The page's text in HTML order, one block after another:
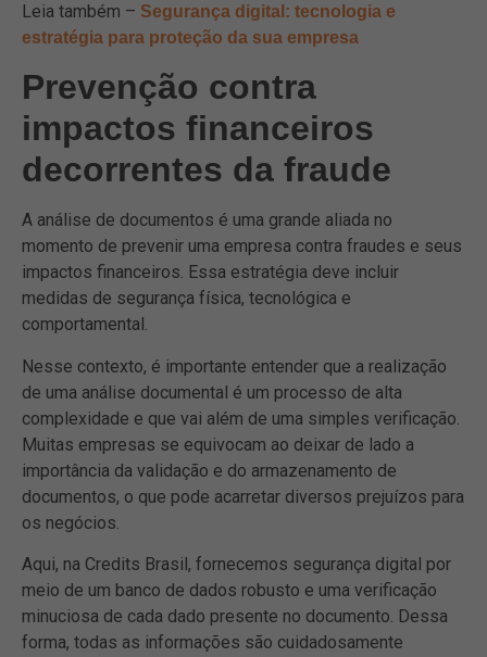
Leia também – Segurança digital: tecnologia e
estratégia para proteção da sua empresa
Prevenção contra
impactos financeiros
decorrentes da fraude
A análise de documentos é uma grande aliada no
momento de prevenir uma empresa contra fraudes e seus
impactos financeiros. Essa estratégia deve incluir
medidas de segurança física, tecnológica e
comportamental.
Nesse contexto, é importante entender que a realização
de uma análise documental é um processo de alta
complexidade e que vai além de uma simples verificação.
Muitas empresas se equivocam ao deixar de lado a
importância da validação e do armazenamento de
documentos, o que pode acarretar diversos prejuízos para
os negócios.
Aqui, na Credits Brasil, fornecemos segurança digital por
meio de um banco de dados robusto e uma verificação
minuciosa de cada dado presente no documento. Dessa
forma, todas as informações são cuidadosamente